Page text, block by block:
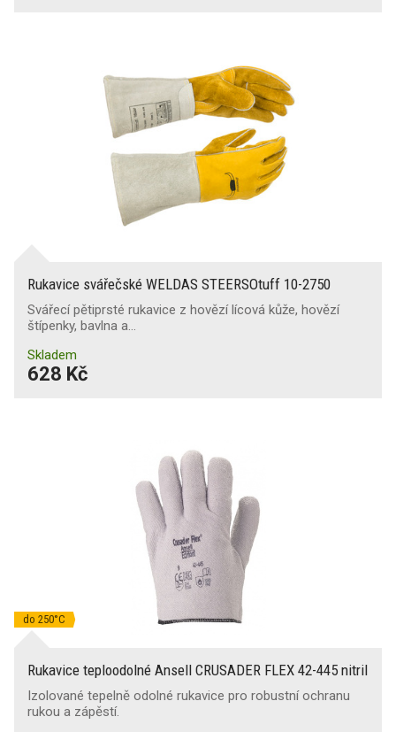
Rukavice svářečské WELDAS STEERSOtuff 10-2750
Svářecí pětiprsté rukavice z hovězí lícová kůže, hovězí
štípenky, bavlna a…
Skladem
628 Kč
do 250°C
Rukavice teploodolné Ansell CRUSADER FLEX 42-445 nitril
Izolované tepelně odolné rukavice pro robustní ochranu
rukou a zápěstí.